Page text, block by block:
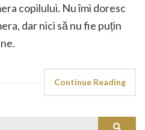
copilului. Nu îmi doresc
dar nici să nu fie puțin
Continue Reading
Search